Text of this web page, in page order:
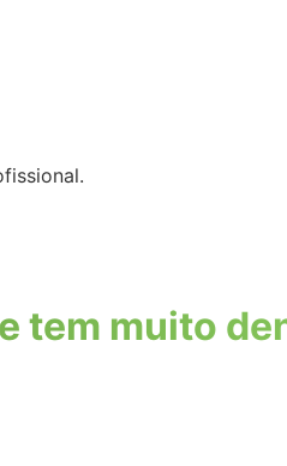
tem muito